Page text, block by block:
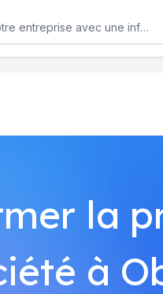
Garantissez la stabilité et la performance de votre entreprise avec une infrastructure IT sécurisée et évolutive.
la
à